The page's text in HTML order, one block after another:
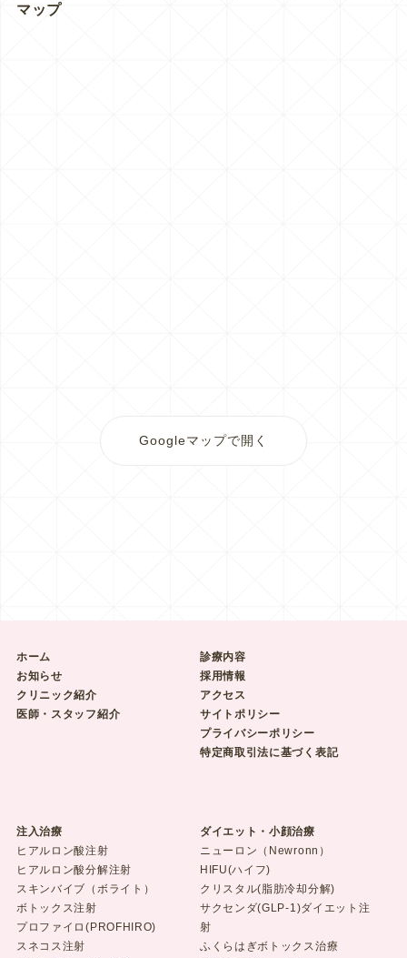
マップ
Googleマップで開く
ホーム
お知らせ
クリニック紹介
医師・スタッフ紹介
診療内容
採用情報
アクセス
サイトポリシー
プライバシーポリシー
特定商取引法に基づく表記
注入治療
ヒアルロン酸注射
ヒアルロン酸分解注射
スキンバイブ（ボライト）
ボトックス注射
プロファイロ(PROFHIRO)
スネコス注射
ダイエット・小顔治療
ニューロン（Newronn）
HIFU(ハイフ)
クリスタル(脂肪冷却分解)
サクセンダ(GLP-1)ダイエット注
射
ふくらはぎボトックス治療